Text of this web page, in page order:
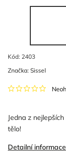
Kód: 2403
Jedna z
tělo!
Detailní informace
Značka: Sissel